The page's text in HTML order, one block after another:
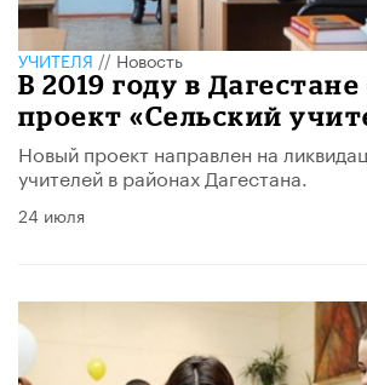
УЧИТЕЛЯ//Новость
В 2019 году в
проект «Сельский
Новый проект направлен на
учителей в районах Дагестана.
24 июля